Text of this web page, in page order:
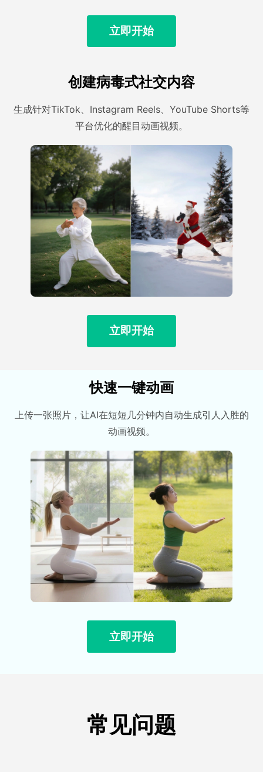
立即开始
创建病毒式社交内容
生成针对TikTok、Instagram Reels、YouTube Shorts等
平台优化的醒目动画视频。
立即开始
快速一键动画
上传一张照片，让AI在短短几分钟内自动生成引人入胜的
动画视频。
立即开始
常见问题